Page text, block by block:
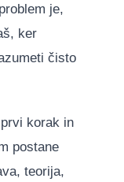
je,
ker
čisto
korak in
postane
teorija,